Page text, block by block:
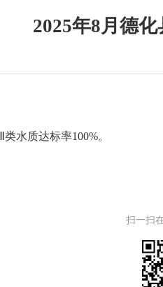
2025年8月德
类水质达标率100%。
扫一扫